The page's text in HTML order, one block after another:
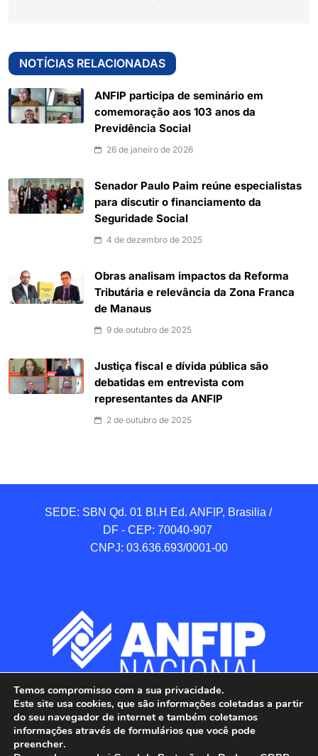
NOTÍCIAS RELACIONADAS
ANFIP participa de seminário em
comemoração aos 103 anos da
Previdência Social
26 de janeiro de 2026
Senador Paulo Paim reúne especialistas
para discutir o financiamento da
Seguridade Social
4 de dezembro de 2025
Obras analisam impactos da Reforma
Tributária e relevância da Zona Franca
de Manaus
9 de outubro de 2025
Justiça fiscal e dívida pública são
debatidas em entrevista com
representantes da ANFIP
2 de outubro de 2025
SEDE: SBN Qd. 01 BI.H Ed. ANFIP, Brasilia /
DF - CEP: 70040-907
CNPJ: 03.636.693/0001-00
Temos compromisso com a sua privacidade.
Este site usa cookies, que são informações coletadas a partir
do seu navegador de internet e também coletamos
informações através de formulários que você pode
preencher.